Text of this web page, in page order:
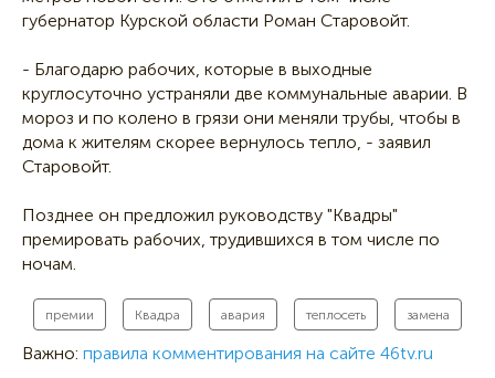
губернатор Курской области Роман Старовойт.
- Благодарю рабочих, которые в выходные
круглосуточно устраняли две коммунальные аварии. В
мороз и по колено в грязи они меняли трубы, чтобы в
дома к жителям скорее вернулось тепло, - заявил
Старовойт.
Позднее он предложил руководству "Квадры"
премировать рабочих, трудившихся в том числе по
ночам.
премии Квадра авария теплосеть замена
Важно: правила комментирования на сайте 46tv.ru